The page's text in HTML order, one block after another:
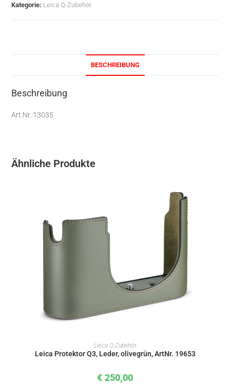
Kategorie: Leica Q-Zubehör
BESCHREIBUNG
Beschreibung
Art.Nr.:13035
Ähnliche Produkte
IN DEN WARENKORB
Leica Q-Zubehör
Leica Protektor Q3, Leder, olivegrün, ArtNr. 19653
€ 250,00